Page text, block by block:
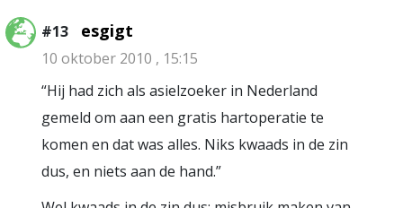
#13 esgigt
10 oktober 2010 , 15:15
“Hij had zich als asielzoeker in Nederland
gemeld om aan een gratis hartoperatie te
komen en dat was alles. Niks kwaads in de zin
dus, en niets aan de hand.”